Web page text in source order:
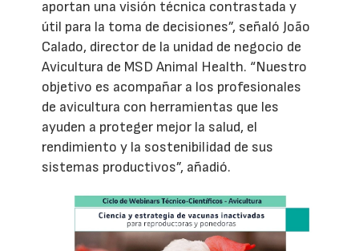
aportan una visión técnica contrastada y
útil para la toma de decisiones”, señaló João
Calado, director de la unidad de negocio de
Avicultura de MSD Animal Health. “Nuestro
objetivo es acompañar a los profesionales
de avicultura con herramientas que les
ayuden a proteger mejor la salud, el
rendimiento y la sostenibilidad de sus
sistemas productivos”, añadió.